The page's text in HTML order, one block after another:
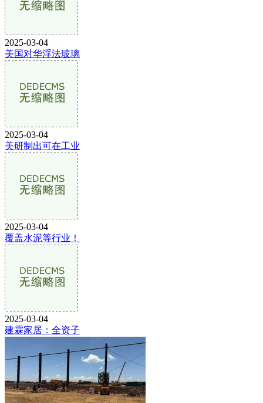
2025-03-04
美国对华浮法玻璃
2025-03-04
美研制出可在工业
2025-03-04
覆盖水泥等行业！
2025-03-04
建霖家居：全资子